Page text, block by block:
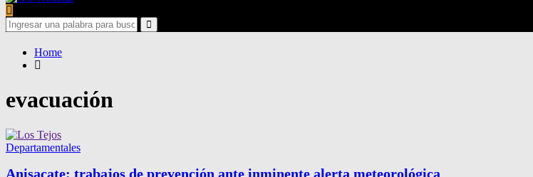
Search
for:
Search
Home
evacuación
Departamentales
Anisacate: trabajos de prevención ante inminente alerta meteorológica